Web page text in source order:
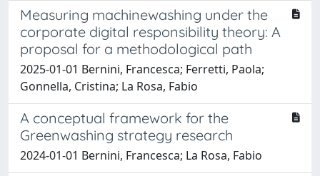
Measuring machinewashing under the
corporate digital responsibility theory: A
proposal for a methodological path
2025-01-01 Bernini, Francesca; Ferretti, Paola;
Gonnella, Cristina; La Rosa, Fabio
A conceptual framework for the
Greenwashing strategy research
2024-01-01 Bernini, Francesca; La Rosa, Fabio